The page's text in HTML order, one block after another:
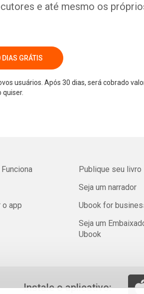
e até mesmo os
GRÁTIS
usuários. Após 30 dias, será cobrado
quiser.
o app
Publique seu livro
Seja um narrador
Ubook for
Seja um
Ubook
Instale o aplicativo: